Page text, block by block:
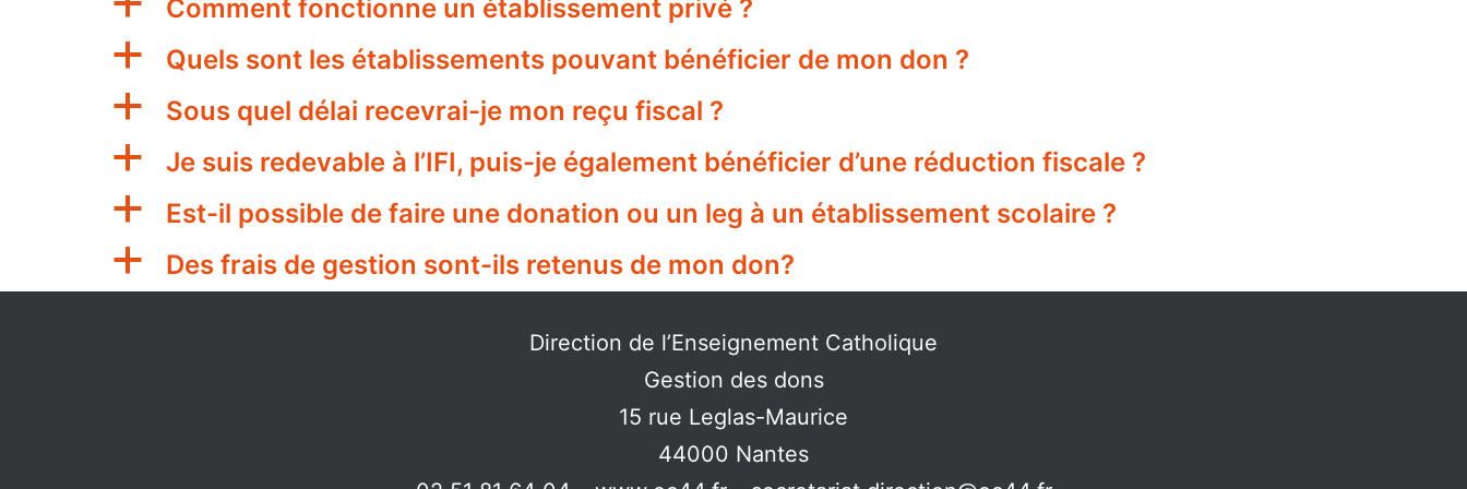
Comment fonctionne un établissement privé ?
a Quels sont les établissements pouvant bénéficier de mon don ?
a Sous quel délai recevrai-je mon reçu fiscal ?
a Je suis redevable à l’IFI, puis-je également bénéficier d’une réduction fiscale ?
a Est-il possible de faire une donation ou un leg à un établissement scolaire ?
a Des frais de gestion sont-ils retenus de mon don?
Direction de l’Enseignement Catholique
Gestion des dons
15 rue Leglas-Maurice
44000 Nantes